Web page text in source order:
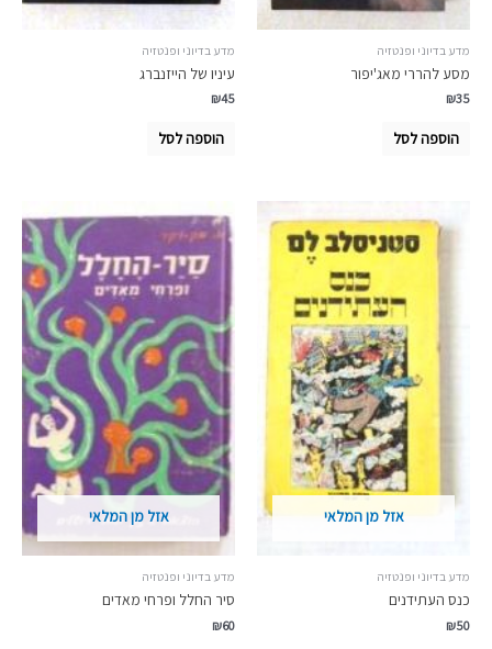
מדע בדיוני ופנטזיה
מסע להררי מאג'יפור
₪35
הוספה לסל
מדע בדיוני ופנטזיה
עיניו של הייזנברג
₪45
הוספה לסל
אזל מן המלאי
מדע בדיוני ופנטזיה
כנס העתידנים
₪50
אזל מן המלאי
מדע בדיוני ופנטזיה
סיר החלל ופרחי מאדים
₪60